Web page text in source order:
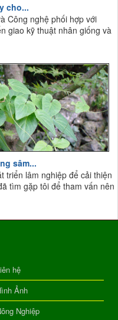
cho...
Công nghệ phối hợp với
giao kỹ thuật nhân giống và
sâm...
triển lâm nghiệp để cải thiện
tìm gặp tôi để tham vấn nên
hệ
Ảnh
Nghiệp